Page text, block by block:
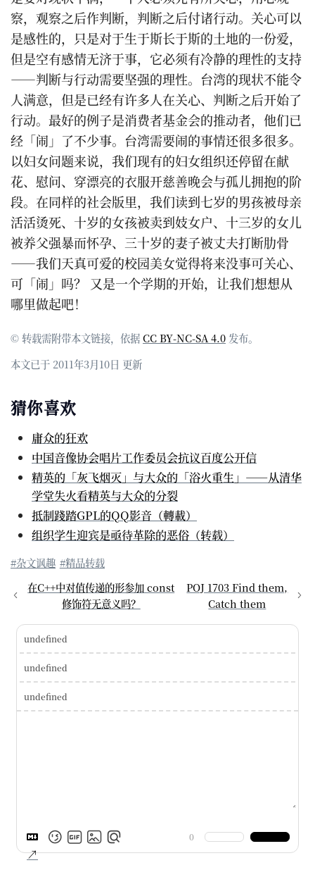
察，观察之后作判断，判断之后付诸行动。关心可以
是感性的，只是对于生于斯长于斯的土地的一份爱，
但是空有感情无济于事，它必须有冷静的理性的支持
——判断与行动需要坚强的理性。台湾的现状不能令
人满意，但是已经有许多人在关心、判断之后开始了
行动。最好的例子是消费者基金会的推动者，他们已
经「闹」了不少事。台湾需要闹的事情还很多很多。
以妇女问题来说，我们现有的妇女组织还停留在献
花、慰问、穿漂亮的衣服开慈善晚会与孤儿拥抱的阶
段。在同样的社会版里，我们读到七岁的男孩被母亲
活活烫死、十岁的女孩被卖到妓女户、十三岁的女儿
被养父强暴而怀孕、三十岁的妻子被丈夫打断肋骨
——我们天真可爱的校园美女觉得将来没事可关心、
可「闹」吗？ 又是一个学期的开始，让我们想想从
哪里做起吧！
© 转载需附带本文链接，依据CC BY-NC-SA 4.0 发布。
本文已于 2011年3月10日 更新
猜你喜欢
庸众的狂欢
中国音像协会唱片工作委员会抗议百度公开信
精英的「灰飞烟灭」与大众的「浴火重生」——从清华
学堂失火看精英与大众的分裂
抵制踐踏GPL的QQ影音（轉載）
组织学生迎宾是亟待革除的恶俗（转载）
#杂文讽趣 #精品转载
在C++中对值传递的形参加 const
修饰符无意义吗？
POJ 1703 Find them,
Catch them
undefined
undefined
undefined
0